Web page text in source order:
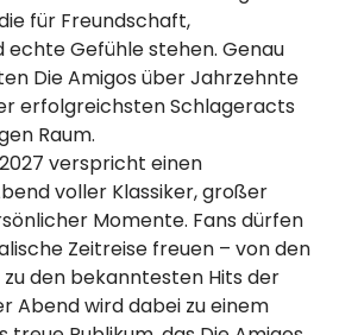
für Freundschaft,
echte Gefühle stehen. Genau
Die Amigos über Jahrzehnte
erfolgreichsten Schlageracts
Raum.
verspricht einen
voller Klassiker, großer
Momente. Fans dürfen
Zeitreise freuen – von den
den bekanntesten Hits der
Abend wird dabei zu einem